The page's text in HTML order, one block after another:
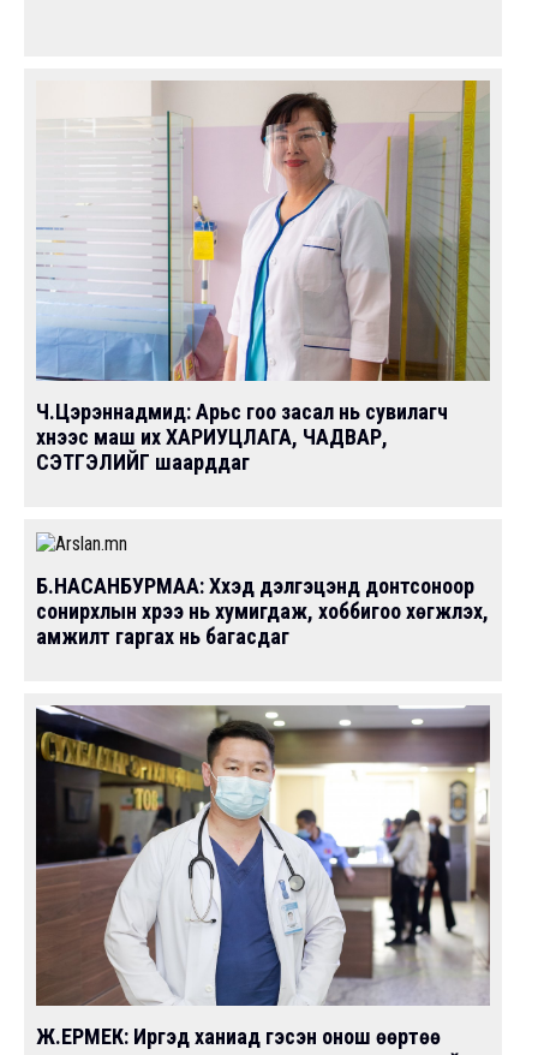
Ч.Цэрэннадмид: Арьс гоо засал нь cувилагч
хүнээс маш их ХАРИУЦЛАГА, ЧАДВАР,
СЭТГЭЛИЙГ шаарддаг
Б.НАСАНБУРМАА: Хүүхэд дэлгэцэнд донтсоноор
сонирхлын хүрээ нь хумигдаж, хоббигоо хөгжүүлэх,
амжилт гаргах нь багасдаг
Ж.ЕРМЕК: Иргэд ханиад гэсэн онош өөртөө